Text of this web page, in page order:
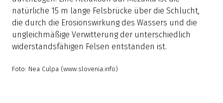
natürliche 15 m lange Felsbrücke über die Schlucht,
die durch die Erosionswirkung des Wassers und die
ungleichmäßige Verwitterung der unterschiedlich
widerstandsfähigen Felsen entstanden ist.
Foto: Nea Culpa (www.slovenia.info)